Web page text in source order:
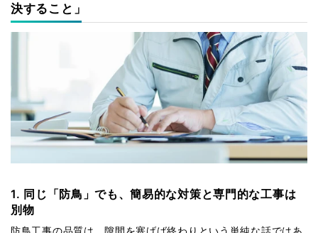
決すること」
1. 同じ「防鳥」でも、簡易的な対策と専門的な工事は
別物